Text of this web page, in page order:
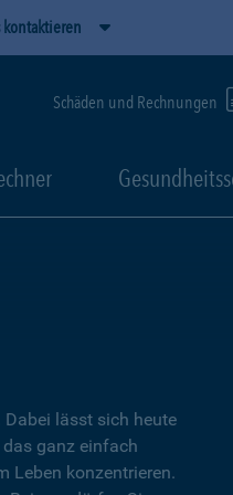
kontaktieren
Schäden und Rechnungen
lässt sich heute
ganz einfach
Leben konzentrieren.